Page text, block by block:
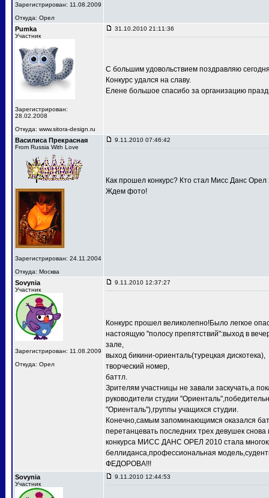
Зарегистрирован: 11.08.2009
Откуда: Орел
Pumka
Участник
Зарегистрирован:
28.02.2008
Откуда: www.sitora-design.ru
31.10.2010 21:11:36
С большим удовольствием поздравляю
Конкурс удался на славу.
Елене большое спасибо за организацию
Василиса Прекрасная
From Russia With Love
Зарегистрирован: 24.11.2004
Откуда: Москва
9.11.2010 07:46:42
Как прошел конкурс? Кто стал Мисс Данс Орел
Ждем фото!
Sovynia
Участник
Зарегистрирован: 11.08.2009
Откуда: Орел
9.11.2010 12:37:27
Конкурс прошел великолепно!Было легкое
настоящую "полосу препятствий":выход в
зале,
выход бикини-ориенталь(турецкая дискотека),
творческий номер,
баттл.
Зрителям участницы не завали заскучать,а
руководители студии
"Ориенталь"),группы учащихся студии.
Конечно,самым запоминающимся оказался
перетанцевать последних трех девушек
конкурса МИСС ДАНС ОРЕЛ 2010 стала
беллиданса,профессиональная
ФЕДОРОВА!!!
Sovynia
Участник
9.11.2010 12:44:53